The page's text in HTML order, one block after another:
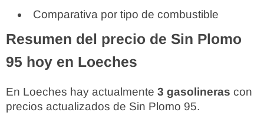
Comparativa por tipo de combustible
Resumen del precio de Sin Plomo
95 hoy en Loeches
En Loeches hay actualmente 3 gasolineras con
precios actualizados de Sin Plomo 95.